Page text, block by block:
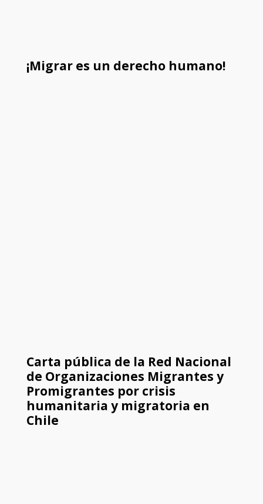
¡Migrar es un derecho humano!
Carta pública de la Red Nacional
de Organizaciones Migrantes y
Promigrantes por crisis
humanitaria y migratoria en
Chile